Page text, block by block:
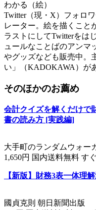
わかる（絵）
Twitter（現・X）フォロ
レーター。絵を描くこと
ラストにしてTwitterをは
ュールなことばのアンマ
やグッズなども販売中。
い」（KADOKAWA）が
そのほかのお薦め
会計クイズを解くだけで
書の読み方 [実践編]
大手町のランダムウォー
1,650円 国内送料無料 す
【新版】財務3表一体理
國貞克則 朝日新聞出版